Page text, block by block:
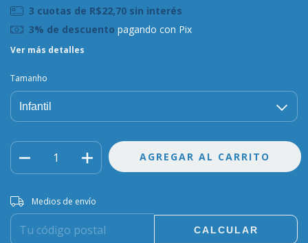
3 cuotas de R$22,70 sin interés
3% de descuento pagando con Pix
Ver más detalles
Tamanho
Entregas para el CP:
Medios de envío
CALCULAR